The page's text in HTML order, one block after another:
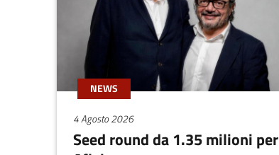
NEWS
4 Agosto 2026
Seed round da 1.35 milioni per